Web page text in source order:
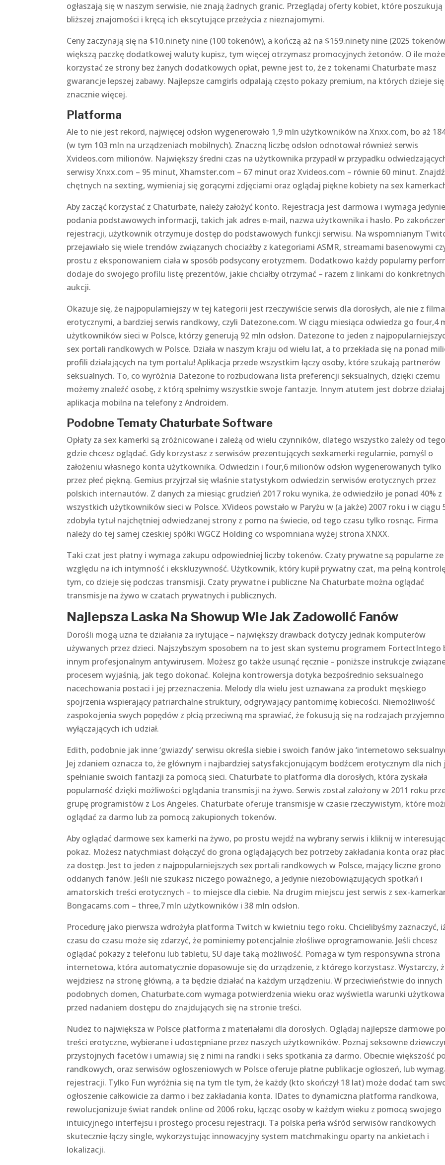
ogłaszają się w naszym serwisie, nie znają żadnych granic. Przeglądaj oferty kobiet, które poszukują
bliższej znajomości i kręcą ich ekscytujące przeżycia z nieznajomymi.
Ceny zaczynają się na $10.ninety nine (100 tokenów), a kończą aż na $159.ninety nine (2025
większą paczkę dodatkowej waluty kupisz, tym więcej otrzymasz promocyjnych żetonów. O ile
korzystać ze strony bez żanych dodatkowych opłat, pewne jest to, że z tokenami Chaturbate masz
gwarancje lepszej zabawy. Najlepsze camgirls odpalają często pokazy premium, na których dzieje się
znacznie więcej.
Platforma
Ale to nie jest rekord, najwięcej odsłon wygenerowało 1,9 mln użytkowników na Xnxx.com, bo aż
(w tym 103 mln na urządzeniach mobilnych). Znaczną liczbę odsłon odnotował również serwis
Xvideos.com milionów. Największy średni czas na użytkownika przypadł w przypadku
serwisy Xnxx.com – 95 minut, Xhamster.com – 67 minut oraz Xvideos.com – równie 60 minut. Znajdź
chętnych na sexting, wymieniaj się gorącymi zdjęciami oraz oglądaj piękne kobiety na sex
Aby zacząć korzystać z Chaturbate, należy założyć konto. Rejestracja jest darmowa i wymaga jedynie
podania podstawowych informacji, takich jak adres e-mail, nazwa użytkownika i hasło. Po
rejestracji, użytkownik otrzymuje dostęp do podstawowych funkcji serwisu. Na wspomnianym
przejawiało się wiele trendów związanych chociażby z kategoriami ASMR, streamami basenowymi
prostu z eksponowaniem ciała w sposób podsycony erotyzmem. Dodatkowo każdy popularny
dodaje do swojego profilu listę prezentów, jakie chciałby otrzymać – razem z linkami do konkretnych
aukcji.
Okazuje się, że najpopularniejszy w tej kategorii jest rzeczywiście serwis dla dorosłych, ale nie z
erotycznymi, a bardziej serwis randkowy, czyli Datezone.com. W ciągu miesiąca odwiedza go four,4
użytkowników sieci w Polsce, którzy generują 92 mln odsłon. Datezone to jeden z
sex portali randkowych w Polsce. Działa w naszym kraju od wielu lat, a to przekłada się na ponad
profili działających na tym portalu! Aplikacja przede wszystkim łączy osoby, które szukają partnerów
seksualnych. To, co wyróżnia Datezone to rozbudowana lista preferencji seksualnych, dzięki czemu
możemy znaleźć osobę, z którą spełnimy wszystkie swoje fantazje. Innym atutem jest dobrze
aplikacja mobilna na telefony z Androidem.
Podobne Tematy Chaturbate Software
Opłaty za sex kamerki są zróżnicowane i zależą od wielu czynników, dlatego wszystko zależy od
gdzie chcesz oglądać. Gdy korzystasz z serwisów prezentujących sexkamerki regularnie, pomyśl o
założeniu własnego konta użytkownika. Odwiedzin i four,6 milionów odsłon wygenerowanych tylko
przez płeć piękną. Gemius przyjrzał się właśnie statystykom odwiedzin serwisów erotycznych przez
polskich internautów. Z danych za miesiąc grudzień 2017 roku wynika, że odwiedziło je ponad 40% z
wszystkich użytkowników sieci w Polsce. XVideos powstało w Paryżu w (a jakże) 2007 roku i w ciągu
zdobyła tytuł najchętniej odwiedzanej strony z porno na świecie, od tego czasu tylko rosnąc. Firma
należy do tej samej czeskiej spółki WGCZ Holding co wspomniana wyżej strona XNXX.
Taki czat jest płatny i wymaga zakupu odpowiedniej liczby tokenów. Czaty prywatne są popularne ze
względu na ich intymność i ekskluzywność. Użytkownik, który kupił prywatny czat, ma pełną
tym, co dzieje się podczas transmisji. Czaty prywatne i publiczne Na Chaturbate można oglądać
transmisje na żywo w czatach prywatnych i publicznych.
Najlepsza Laska Na Showup Wie Jak Zadowolić Fanów
Dorośli mogą uzna te działania za irytujące – największy drawback dotyczy jednak komputerów
używanych przez dzieci. Najszybszym sposobem na to jest skan systemu programem FortectIntego
innym profesjonalnym antywirusem. Możesz go także usunąć ręcznie – poniższe instrukcje
procesem wyjaśnią, jak tego dokonać. Kolejna kontrowersja dotyka bezpośrednio seksualnego
nacechowania postaci i jej przeznaczenia. Melody dla wielu jest uznawana za produkt męskiego
spojrzenia wspierający patriarchalne struktury, odgrywający pantomimę kobiecości. Niemożliwość
zaspokojenia swych popędów z płcią przeciwną ma sprawiać, że fokusują się na rodzajach
wyłączających ich udział.
Edith, podobnie jak inne ‘gwiazdy’ serwisu określa siebie i swoich fanów jako ‘internetowo
Jej zdaniem oznacza to, że głównym i najbardziej satysfakcjonującym bodźcem erotycznym dla nich
spełnianie swoich fantazji za pomocą sieci. Chaturbate to platforma dla dorosłych, która zyskała
popularność dzięki możliwości oglądania transmisji na żywo. Serwis został założony w 2011 roku
grupę programistów z Los Angeles. Chaturbate oferuje transmisje w czasie rzeczywistym, które
oglądać za darmo lub za pomocą zakupionych tokenów.
Aby oglądać darmowe sex kamerki na żywo, po prostu wejdź na wybrany serwis i kliknij w
pokaz. Możesz natychmiast dołączyć do grona oglądających bez potrzeby zakładania konta oraz
za dostęp. Jest to jeden z najpopularniejszych sex portali randkowych w Polsce, mający liczne grono
oddanych fanów. Jeśli nie szukasz niczego poważnego, a jedynie niezobowiązujących spotkań i
amatorskich treści erotycznych – to miejsce dla ciebie. Na drugim miejscu jest serwis z sex-
Bongacams.com – three,7 mln użytkowników i 38 mln odsłon.
Procedurę jako pierwsza wdrożyła platforma Twitch w kwietniu tego roku. Chcielibyśmy zaznaczyć,
czasu do czasu może się zdarzyć, że pominiemy potencjalnie złośliwe oprogramowanie. Jeśli chcesz
oglądać pokazy z telefonu lub tabletu, SU daje taką możliwość. Pomaga w tym responsywna strona
internetowa, która automatycznie dopasowuje się do urządzenie, z którego korzystasz. Wystarczy,
wejdziesz na stronę główną, a ta będzie działać na każdym urządzeniu. W przeciwieństwie do innych
podobnych domen, Chaturbate.com wymaga potwierdzenia wieku oraz wyświetla warunki
przed nadaniem dostępu do znajdujących się na stronie treści.
Nudez to największa w Polsce platforma z materiałami dla dorosłych. Oglądaj najlepsze darmowe
treści erotyczne, wybierane i udostępniane przez naszych użytkowników. Poznaj seksowne
przystojnych facetów i umawiaj się z nimi na randki i seks spotkania za darmo. Obecnie większość
randkowych, oraz serwisów ogłoszeniowych w Polsce oferuje płatne publikacje ogłoszeń, lub
rejestracji. Tylko Fun wyróżnia się na tym tle tym, że każdy (kto skończył 18 lat) może dodać tam
ogłoszenie całkowicie za darmo i bez zakładania konta. IDates to dynamiczna platforma randkowa,
rewolucjonizuje świat randek online od 2006 roku, łącząc osoby w każdym wieku z pomocą swojego
intuicyjnego interfejsu i prostego procesu rejestracji. Ta polska perła wśród serwisów randkowych
skutecznie łączy single, wykorzystując innowacyjny system matchmakingu oparty na ankietach i
lokalizacji.